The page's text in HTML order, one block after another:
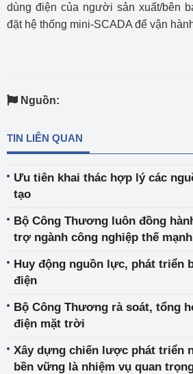
dùng điện của người sản xuất/bên
đặt hệ thống mini-SCADA để vận
Nguồn:
TIN LIÊN QUAN
Ưu tiên khai thác hợp lý các
tạo
Bộ Công Thương luôn đồng
trợ ngành công nghiệp thế
Huy động nguồn lực, phát triển
điện
Bộ Công Thương rà soát, tổng
điện mặt trời
Xây dựng chiến lược phát triển
bền vững là nhiệm vụ quan